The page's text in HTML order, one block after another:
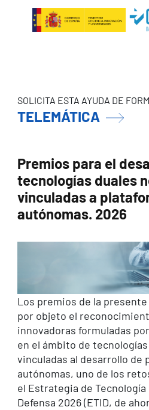
Pasar al contenido principal
SOLICITA ESTA AYUDA DE
TELEMÁTICA
Premios para el
tecnologías duales
vinculadas a
autónomas. 2026
Los premios de la
por objeto el
innovadoras formuladas
en el ámbito de
vinculadas al desarrollo de
autónomas, uno de los
el Estrategia de
Defensa 2026 (ETID, de